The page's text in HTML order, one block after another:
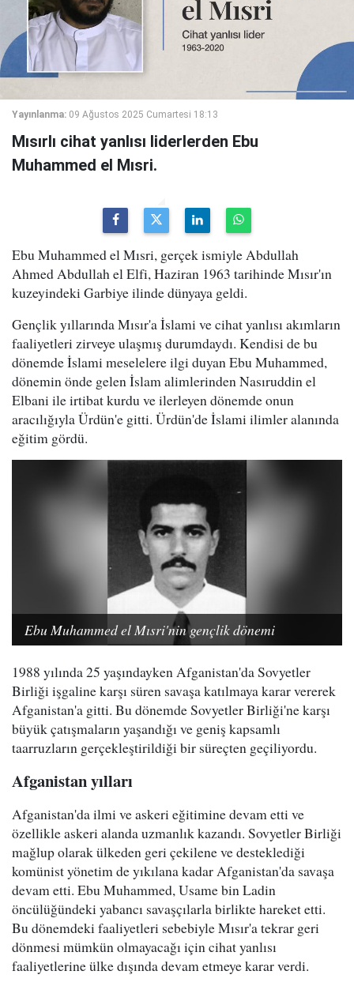
Yayınlanma: 09 Ağustos 2025 Cumartesi 18:13
Mısırlı cihat yanlısı liderlerden Ebu
Muhammed el Mısri.
Ebu Muhammed el Mısri, gerçek ismiyle Abdullah
Ahmed Abdullah el Elfi, Haziran 1963 tarihinde Mısır'ın
kuzeyindeki Garbiye ilinde dünyaya geldi.
Gençlik yıllarında Mısır'a İslami ve cihat yanlısı akımların
faaliyetleri zirveye ulaşmış durumdaydı. Kendisi de bu
dönemde İslami meselelere ilgi duyan Ebu Muhammed,
dönemin önde gelen İslam alimlerinden Nasıruddin el
Elbani ile irtibat kurdu ve ilerleyen dönemde onun
aracılığıyla Ürdün'e gitti. Ürdün'de İslami ilimler alanında
eğitim gördü.
Ebu Muhammed el Mısri'nin gençlik dönemi
1988 yılında 25 yaşındayken Afganistan'da Sovyetler
Birliği işgaline karşı süren savaşa katılmaya karar vererek
Afganistan'a gitti. Bu dönemde Sovyetler Birliği'ne karşı
büyük çatışmaların yaşandığı ve geniş kapsamlı
taarruzların gerçekleştirildiği bir süreçten geçiliyordu.
Afganistan yılları
Afganistan'da ilmi ve askeri eğitimine devam etti ve
özellikle askeri alanda uzmanlık kazandı. Sovyetler Birliği
mağlup olarak ülkeden geri çekilene ve desteklediği
komünist yönetim de yıkılana kadar Afganistan'da savaşa
devam etti. Ebu Muhammed, Usame bin Ladin
öncülüğündeki yabancı savaşçılarla birlikte hareket etti.
Bu dönemdeki faaliyetleri sebebiyle Mısır'a tekrar geri
dönmesi mümkün olmayacağı için cihat yanlısı
faaliyetlerine ülke dışında devam etmeye karar verdi.